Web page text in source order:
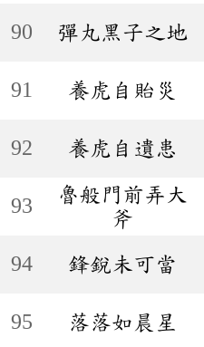
90
彈丸黑子之地
91
養虎自貽災
92
養虎自遺患
93
魯般門前弄大
斧
94
鋒銳未可當
95
落落如晨星